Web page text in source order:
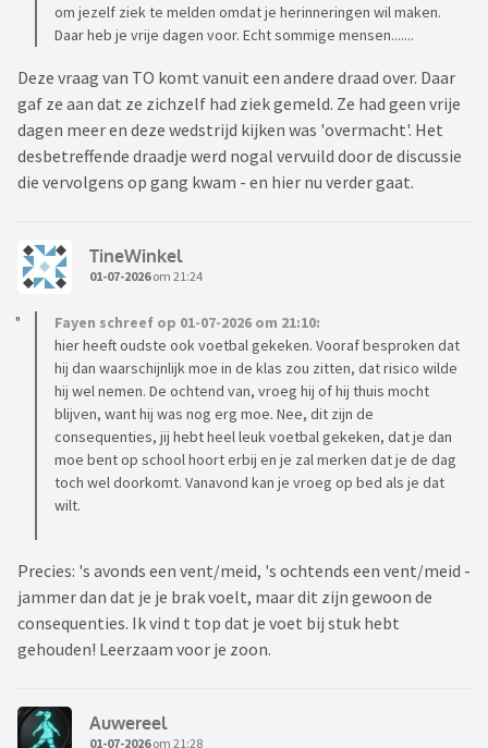
om jezelf ziek te melden omdat je herinneringen wil maken.
Daar heb je vrije dagen voor. Echt sommige mensen.......
Deze vraag van TO komt vanuit een andere draad over. Daar
gaf ze aan dat ze zichzelf had ziek gemeld. Ze had geen vrije
dagen meer en deze wedstrijd kijken was 'overmacht'. Het
desbetreffende draadje werd nogal vervuild door de discussie
die vervolgens op gang kwam - en hier nu verder gaat.
TineWinkel
01-07-2026om 21:24
Fayen schreef op 01-07-2026 om 21:10:
hier heeft oudste ook voetbal gekeken. Vooraf besproken dat
hij dan waarschijnlijk moe in de klas zou zitten, dat risico wilde
hij wel nemen. De ochtend van, vroeg hij of hij thuis mocht
blijven, want hij was nog erg moe. Nee, dit zijn de
consequenties, jij hebt heel leuk voetbal gekeken, dat je dan
moe bent op school hoort erbij en je zal merken dat je de dag
toch wel doorkomt. Vanavond kan je vroeg op bed als je dat
wilt.
Precies: 's avonds een vent/meid, 's ochtends een vent/meid -
jammer dan dat je je brak voelt, maar dit zijn gewoon de
consequenties. Ik vind t top dat je voet bij stuk hebt
gehouden! Leerzaam voor je zoon.
Auwereel
01-07-2026om 21:28